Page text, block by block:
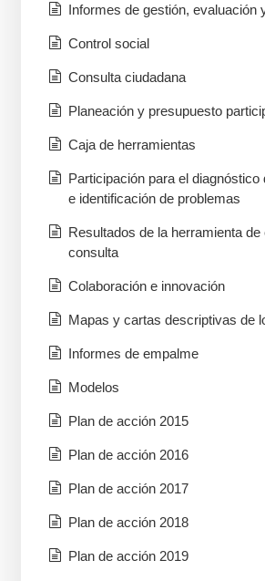
Informes de gestión, evaluación
Control social
Consulta ciudadana
Planeación y presupuesto
Caja de herramientas
Participación para el diagnóstico
e identificación de problemas
Resultados de la herramienta
consulta
Colaboración e innovación
Mapas y cartas descriptivas de
Informes de empalme
Modelos
Plan de acción 2015
Plan de acción 2016
Plan de acción 2017
Plan de acción 2018
Plan de acción 2019